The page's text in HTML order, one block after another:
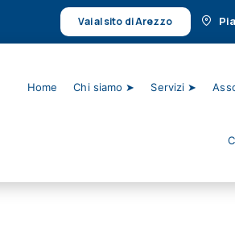
Vai al sito di Arezzo
Home Chi siamo ➤ Servizi ➤